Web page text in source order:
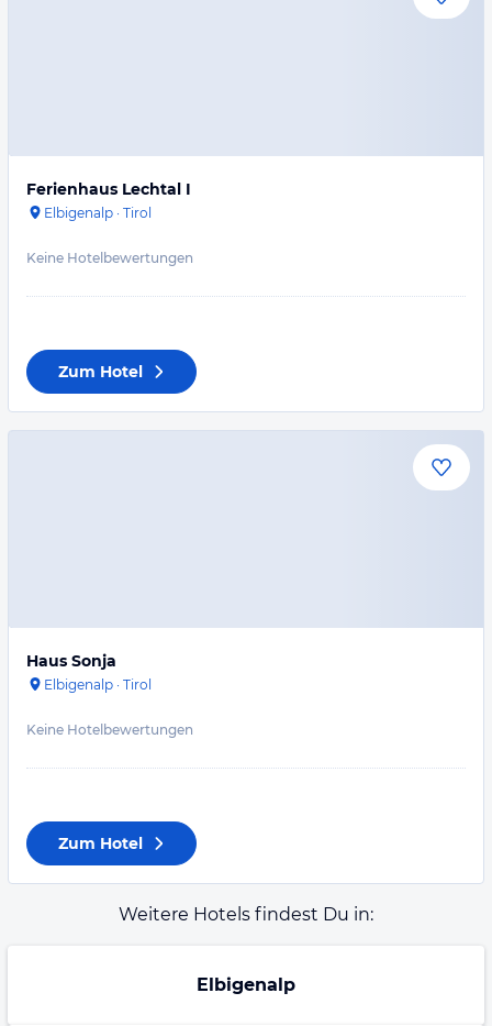
Ferienhaus Lechtal I
Elbigenalp · Tirol
Keine Hotelbewertungen
Zum Hotel
Haus Sonja
Elbigenalp · Tirol
Keine Hotelbewertungen
Zum Hotel
Weitere Hotels findest Du in:
Elbigenalp